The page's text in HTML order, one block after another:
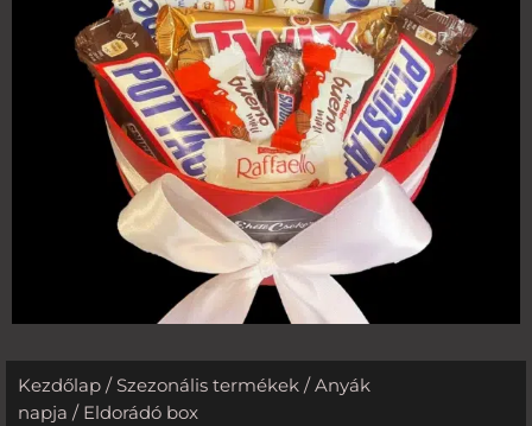
Kezdőlap / Szezonális termékek /Anyák
napja / Eldorádó box